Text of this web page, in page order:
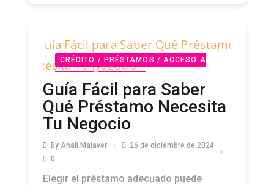
CRÉDITO / PRÉSTAMOS / ACCESO A
Guía Fácil para Saber
Qué Préstamo Necesita
Tu Negocio
By Anali Malaver
26 de diciembre de 2024
0
Elegir el préstamo adecuado puede